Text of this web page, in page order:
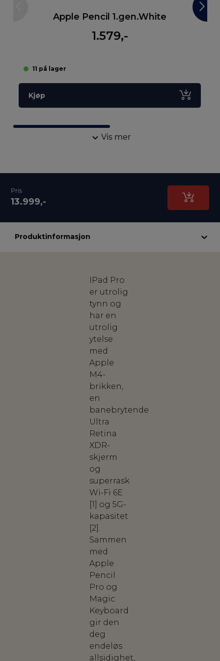
Apple Pencil 1.gen.White
1.579,-
11 på lager
Kjøp
Vis mer
Pris
13.999,-
Produktinformasjon
IPad Pro
er utrolig
tynn og
har en
utrolig
ytelse
med
Apple
M4-
brikken,
en
banebrytende
Ultra
Retina
XDR-
skjerm
og
superrask
Wi-Fi 6E
[1] og 5G-
kapasitet
[2].
Sammen
med
Apple
Pencil
Pro og
Magic
Keyboard
gir den
deg
endeløs
allsidighet,